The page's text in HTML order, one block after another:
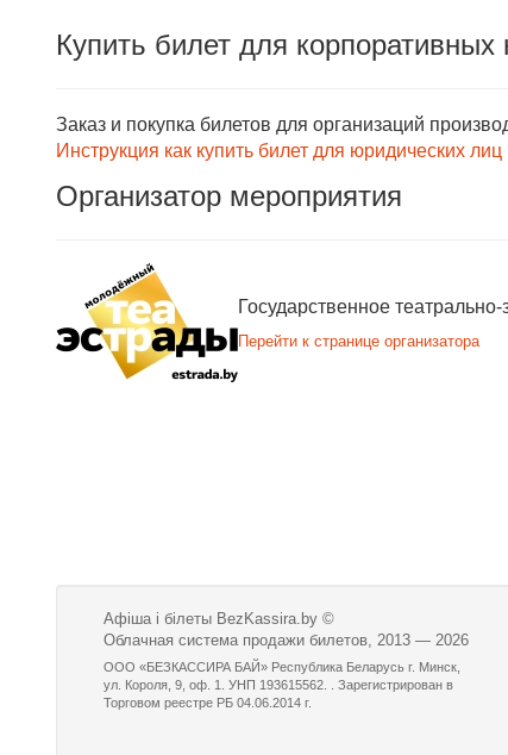
Купить билет для корпоративных
Заказ и покупка билетов для организаций
Инструкция как купить билет для юридических лиц
Организатор мероприятия
Государственное
Перейти к странице организатора
Афіша і білеты BezKassira.by ©
Облачная система продажи билетов, 2013 — 2026
ООО «БЕЗКАССИРА БАЙ» Республика Беларусь г. Минск,
ул. Короля, 9, оф. 1. УНП 193615562. . Зарегистрирован в
Торговом реестре РБ 04.06.2014 г.